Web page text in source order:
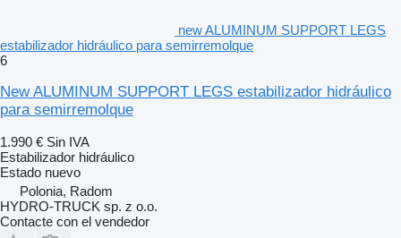
new ALUMINUM SUPPORT LEGS
estabilizador hidráulico para semirremolque
6
New ALUMINUM SUPPORT LEGS estabilizador hidráulico
para semirremolque
1.990 € Sin IVA
Estabilizador hidráulico
Estado nuevo
Polonia, Radom
HYDRO-TRUCK sp. z o.o.
Contacte con el vendedor